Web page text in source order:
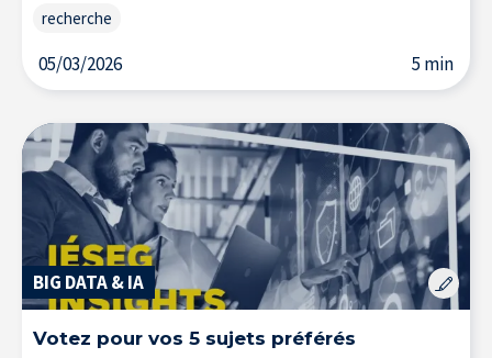
recherche
05/03/2026 5 min
BIG DATA & IA
Votez pour vos 5 sujets préférés